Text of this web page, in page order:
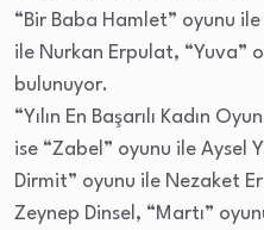
“Bir Baba Hamlet” oyunu
ile Nurkan Erpulat, “Yuva”
bulunuyor.
“Yılın En Başarılı Kadın
ise “Zabel” oyunu ile Aysel
Dirmit” oyunu ile Nezaket
Zeynep Dinsel, “Martı”